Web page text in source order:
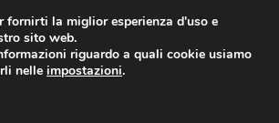
da 7 EUR
9:00 - 16:00/800 580 290
fornirti la miglior esperienza d'uso e
sito web.
riguardo a quali cookie usiamo
nelle impostazioni.